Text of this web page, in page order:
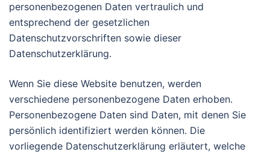
personenbezogenen Daten vertraulich und
entsprechend der gesetzlichen
Datenschutzvorschriften sowie dieser
Datenschutzerklärung.
Wenn Sie diese Website benutzen, werden
verschiedene personenbezogene Daten erhoben.
Personenbezogene Daten sind Daten, mit denen Sie
persönlich identifiziert werden können. Die
vorliegende Datenschutzerklärung erläutert, welche